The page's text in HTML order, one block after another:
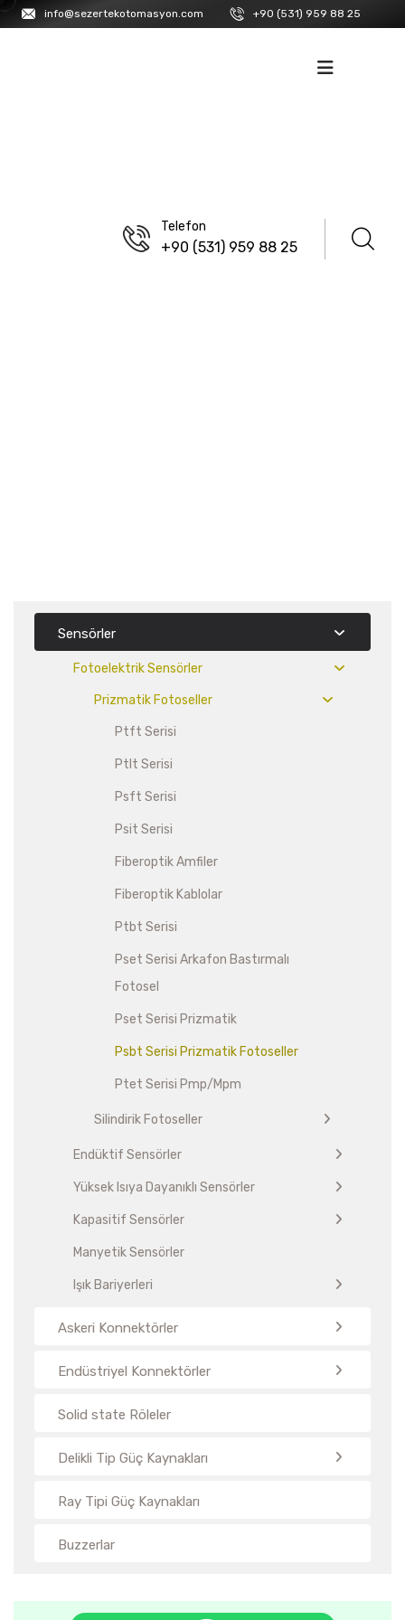
info@sezertekotomasyon.com +90 (531) 959 88 25
Telefon
+90 (531) 959 88 25
Sensörler
Fotoelektrik Sensörler
Prizmatik Fotoseller
Ptft Serisi
Ptlt Serisi
Psft Serisi
Psit Serisi
Fiberoptik Amfiler
Fiberoptik Kablolar
Ptbt Serisi
Pset Serisi Arkafon Bastırmalı
Fotosel
Pset Serisi Prizmatik
Psbt Serisi Prizmatik Fotoseller
Ptet Serisi Pmp/Mpm
Silindirik Fotoseller
Endüktif Sensörler
Yüksek Isıya Dayanıklı Sensörler
Kapasitif Sensörler
Manyetik Sensörler
Işık Bariyerleri
Askeri Konnektörler
Endüstriyel Konnektörler
Solid state Röleler
Delikli Tip Güç Kaynakları
Ray Tipi Güç Kaynakları
Buzzerlar